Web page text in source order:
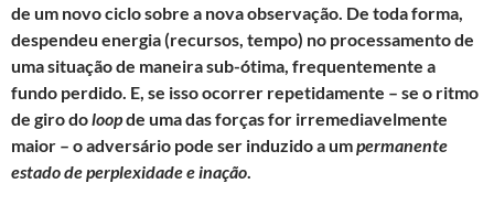
de um novo ciclo sobre a nova observação. De toda forma,
despendeu energia (recursos, tempo) no processamento de
uma situação de maneira sub-ótima, frequentemente a
fundo perdido. E, se isso ocorrer repetidamente – se o ritmo
de giro doloopde uma das forças for irremediavelmente
maior – o adversário pode ser induzido a umpermanente
estado de perplexidade e inação.